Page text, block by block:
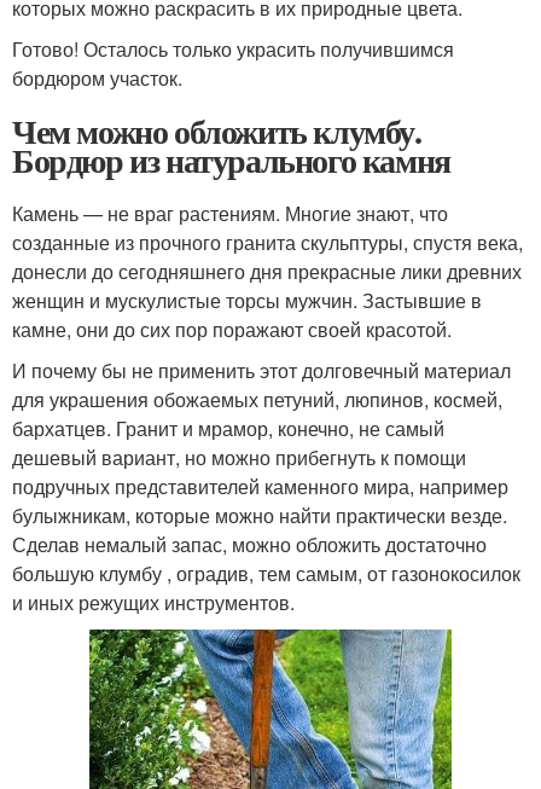
которых можно раскрасить в их природные цвета.
Готово! Осталось только украсить получившимся
бордюром участок.
Чем можно обложить клумбу.
Бордюр из натурального камня
Камень — не враг растениям. Многие знают, что
созданные из прочного гранита скульптуры, спустя века,
донесли до сегодняшнего дня прекрасные лики древних
женщин и мускулистые торсы мужчин. Застывшие в
камне, они до сих пор поражают своей красотой.
И почему бы не применить этот долговечный материал
для украшения обожаемых петуний, люпинов, космей,
бархатцев. Гранит и мрамор, конечно, не самый
дешевый вариант, но можно прибегнуть к помощи
подручных представителей каменного мира, например
булыжникам, которые можно найти практически везде.
Сделав немалый запас, можно обложить достаточно
большую клумбу , оградив, тем самым, от газонокосилок
и иных режущих инструментов.